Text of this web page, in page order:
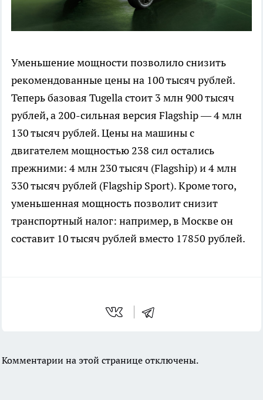
Уменьшение мощности позволило снизить
рекомендованные цены на 100 тысяч рублей.
Теперь базовая Tugella стоит 3 млн 900 тысяч
рублей, а 200-сильная версия Flagship — 4 млн
130 тысяч рублей. Цены на машины с
двигателем мощностью 238 сил остались
прежними: 4 млн 230 тысяч (Flagship) и 4 млн
330 тысяч рублей (Flagship Sport). Кроме того,
уменьшенная мощность позволит снизит
транспортный налог: например, в Москве он
составит 10 тысяч рублей вместо 17850 рублей.
Комментарии на этой странице отключены.